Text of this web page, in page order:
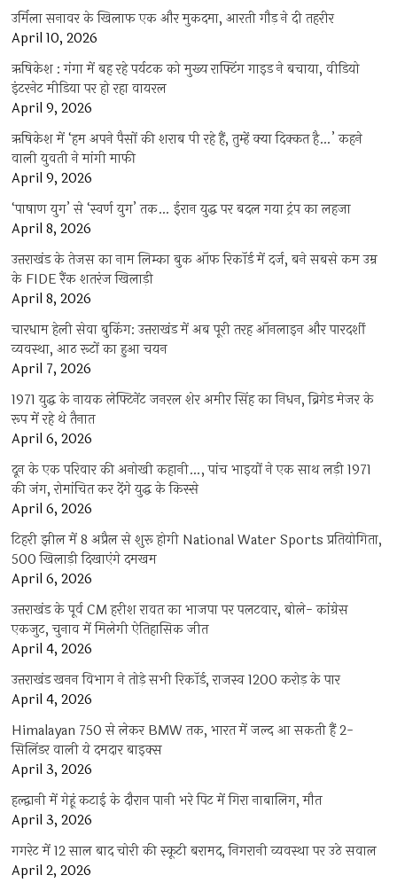
उर्मिला सनावर के खिलाफ एक और मुकदमा, आरती गौड़ ने दी तहरीर
April 10, 2026
ऋषिकेश : गंगा में बह रहे पर्यटक को मुख्य राफ्टिंग गाइड ने बचाया, वीडियो
इंटरनेट मीडिया पर हो रहा वायरल
April 9, 2026
ऋषिकेश में ‘हम अपने पैसों की शराब पी रहे हैं, तुम्हें क्या दिक्कत है…’ कहने
वाली युवती ने मांगी माफी
April 9, 2026
‘पाषाण युग’ से ‘स्वर्ण युग’ तक… ईरान युद्ध पर बदल गया ट्रंप का लहजा
April 8, 2026
उत्तराखंड के तेजस का नाम लिम्का बुक ऑफ रिकॉर्ड में दर्ज, बने सबसे कम उम्र
के FIDE रैंक शतरंज खिलाड़ी
April 8, 2026
चारधाम हेली सेवा बुकिंग: उत्तराखंड में अब पूरी तरह ऑनलाइन और पारदर्शी
व्यवस्था, आठ रूटों का हुआ चयन
April 7, 2026
1971 युद्ध के नायक लेफ्टिनेंट जनरल शेर अमीर सिंह का निधन, ब्रिगेड मेजर के
रूप में रहे थे तैनात
April 6, 2026
दून के एक परिवार की अनोखी कहानी…, पांच भाइयों ने एक साथ लड़ी 1971
की जंग, रोमांचित कर देंगे युद्ध के किस्से
April 6, 2026
टिहरी झील में 8 अप्रैल से शुरू होगी National Water Sports प्रतियोगिता,
500 खिलाड़ी दिखाएंगे दमखम
April 6, 2026
उत्तराखंड के पूर्व CM हरीश रावत का भाजपा पर पलटवार, बोले- कांग्रेस
एकजुट, चुनाव में मिलेगी ऐतिहासिक जीत
April 4, 2026
उत्तराखंड खनन विभाग ने तोड़े सभी रिकॉर्ड, राजस्व 1200 करोड़ के पार
April 4, 2026
Himalayan 750 से लेकर BMW तक, भारत में जल्द आ सकती हैं 2-
सिलिंडर वाली ये दमदार बाइक्स
April 3, 2026
हल्द्वानी में गेहूं कटाई के दौरान पानी भरे पिट में गिरा नाबालिग, मौत
April 3, 2026
गगरेट में 12 साल बाद चोरी की स्कूटी बरामद, निगरानी व्यवस्था पर उठे सवाल
April 2, 2026